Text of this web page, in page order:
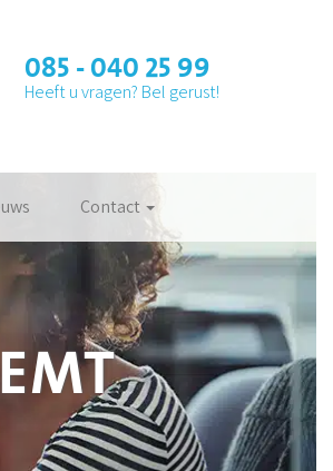
085 - 040 25 99
Heeft u vragen? Bel gerust!
Contact